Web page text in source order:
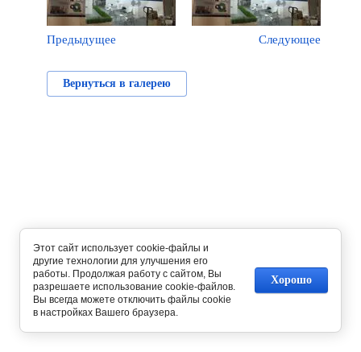
Предыдущее Следующее
Вернуться в галерею
Этот сайт использует cookie-файлы и
другие технологии для улучшения его
работы. Продолжая работу с сайтом, Вы
разрешаете использование cookie-файлов.
Вы всегда можете отключить файлы cookie
в настройках Вашего браузера.
Хорошо